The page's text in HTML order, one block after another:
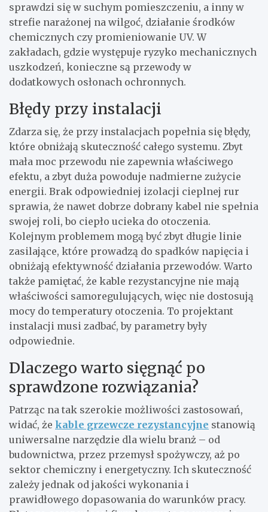
sprawdzi się w suchym pomieszczeniu, a inny w
strefie narażonej na wilgoć, działanie środków
chemicznych czy promieniowanie UV. W
zakładach, gdzie występuje ryzyko mechanicznych
uszkodzeń, konieczne są przewody w
dodatkowych osłonach ochronnych.
Błędy przy instalacji
Zdarza się, że przy instalacjach popełnia się błędy,
które obniżają skuteczność całego systemu. Zbyt
mała moc przewodu nie zapewnia właściwego
efektu, a zbyt duża powoduje nadmierne zużycie
energii. Brak odpowiedniej izolacji cieplnej rur
sprawia, że nawet dobrze dobrany kabel nie spełnia
swojej roli, bo ciepło ucieka do otoczenia.
Kolejnym problemem mogą być zbyt długie linie
zasilające, które prowadzą do spadków napięcia i
obniżają efektywność działania przewodów. Warto
także pamiętać, że kable rezystancyjne nie mają
właściwości samoregulujących, więc nie dostosują
mocy do temperatury otoczenia. To projektant
instalacji musi zadbać, by parametry były
odpowiednie.
Dlaczego warto sięgnąć po
sprawdzone rozwiązania?
Patrząc na tak szerokie możliwości zastosowań,
widać, że kable grzewcze rezystancyjne stanowią
uniwersalne narzędzie dla wielu branż – od
budownictwa, przez przemysł spożywczy, aż po
sektor chemiczny i energetyczny. Ich skuteczność
zależy jednak od jakości wykonania i
prawidłowego dopasowania do warunków pracy.